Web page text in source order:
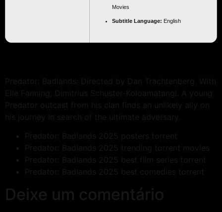
Movies
Subtitle Language: English
Predator: Badlands: Directed by Dan Trachtenberg. With
Elle Fanning, Dimitrius Schuster-Koloamatangi. A young
Predator outcast from his clan finds an unlikely ally on
his journey in search of the ultimate adversary.
Predator: Badlands 2025 posters torrent
Predator: Badlands 2025 trending torrent movies
Predator: Badlands 2025 best film series torrent
Predator: Badlands 2025 best comedies torrent
Deixe um comentário